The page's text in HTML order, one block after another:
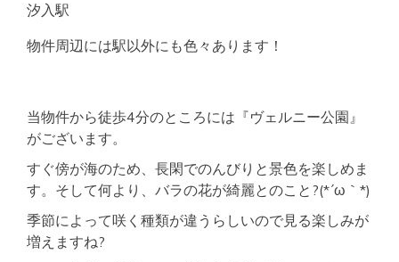
汐入駅
物件周辺には駅以外にも色々あります！
当物件から徒歩4分のところには『ヴェルニー公園』
がございます。
すぐ傍が海のため、長閑でのんびりと景色を楽しめま
す。そして何より、バラの花が綺麗とのこと?(*´ω｀*)
季節によって咲く種類が違うらしいので見る楽しみが
増えますね?